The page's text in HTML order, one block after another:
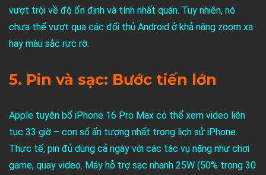
vượt trội về độ ổn định và tính nhất quán. Tuy nhiên, nó
chưa thể vượt qua các đối thủ Android ở khả năng zoom xa
hay màu sắc rực rỡ.
5. Pin và sạc: Bước tiến lớn
Apple tuyên bố iPhone 16 Pro Max có thể xem video liên
tục 33 giờ – con số ấn tượng nhất trong lịch sử iPhone.
Thực tế, pin đủ dùng cả ngày với các tác vụ nặng như chơi
game, quay video. Máy hỗ trợ sạc nhanh 25W (50% trong 30